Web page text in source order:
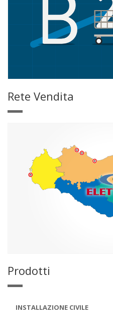
Rete Vendita
Prodotti
INSTALLAZIONE CIVILE